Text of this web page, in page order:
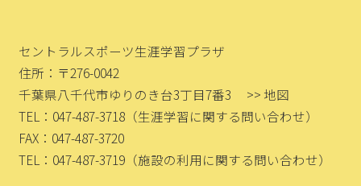
セントラルスポーツ生涯学習プラザ
住所：〒276-0042
千葉県八千代市ゆりのき台3丁目7番3
>> 地図
TEL：047-487-3718 （生涯学習に関する問い合わせ）
FAX：047-487-3720
TEL：047-487-3719 （施設の利用に関する問い合わせ）